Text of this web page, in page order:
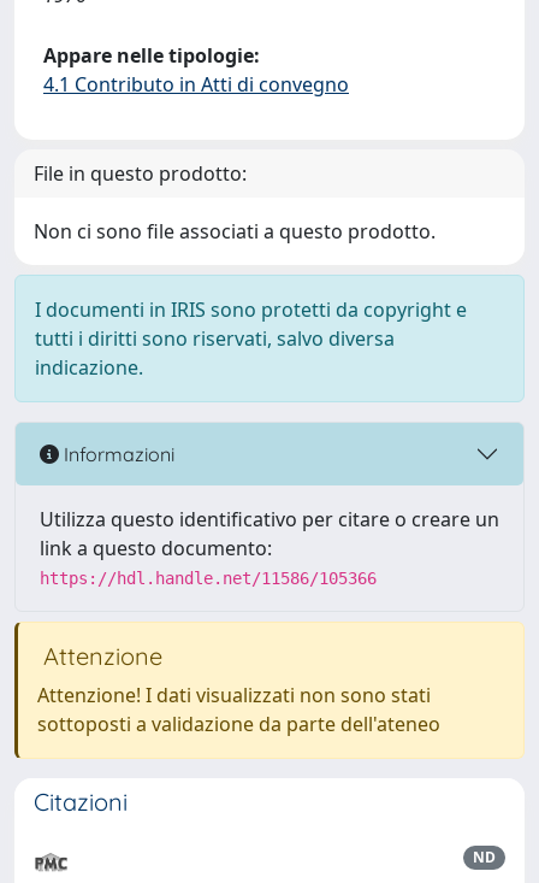
Appare nelle tipologie:
4.1 Contributo in Atti di convegno
File in questo prodotto:
Non ci sono file associati a questo prodotto.
I documenti in IRIS sono protetti da copyright e
tutti i diritti sono riservati, salvo diversa
indicazione.
Informazioni
Utilizza questo identificativo per citare o creare un
link a questo documento:
https://hdl.handle.net/11586/105366
Attenzione
Attenzione! I dati visualizzati non sono stati
sottoposti a validazione da parte dell'ateneo
Citazioni
ND